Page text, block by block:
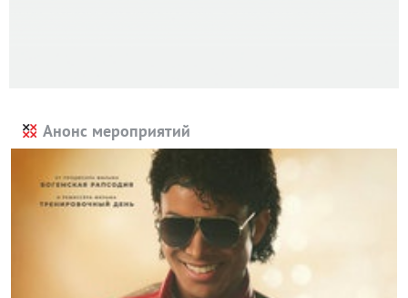
Анонс мероприятий